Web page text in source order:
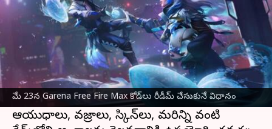
మే 23న Garena Free Fire Max కోడ్‌లు రీడీమ్ చేసుకునే విధానం
Sirish Praharaju May 23, 2024 09:15 am
ఈ వార్తాకథనం ఏంటి
మే 23వ తేదీకి సంబంధించిన Garena Free Fire
Max రీడీమ్ కోడ్‌లను డెవలపర్లు విడుదల చేశారు.
Garena Free Fire Max రీడీమ్ కోడ్‌లు
ఆయుధాలు, వజ్రాలు, స్కిన్‌లు, మరిన్ని వంటి